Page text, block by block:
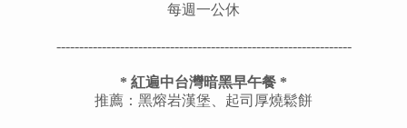
每週一公休
-----------------------------------------------------------------
* 紅遍中台灣暗黑早午餐 *
推薦：黑熔岩漢堡、起司厚燒鬆餅